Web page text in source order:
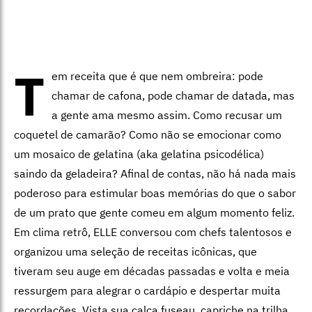
T em receita que é que nem ombreira: pode
chamar de cafona, pode chamar de datada, mas
a gente ama mesmo assim. Como recusar um
coquetel de camarão? Como não se emocionar como
um mosaico de gelatina (aka gelatina psicodélica)
saindo da geladeira? Afinal de contas, não há nada mais
poderoso para estimular boas memórias do que o sabor
de um prato que gente comeu em algum momento feliz.
Em clima retrô, ELLE conversou com chefs talentosos e
organizou uma seleção de receitas icônicas, que
tiveram seu auge em décadas passadas e volta e meia
ressurgem para alegrar o cardápio e despertar muita